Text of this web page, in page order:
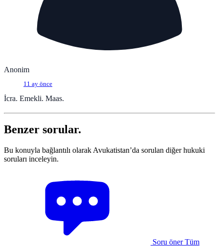
Anonim
11 ay önce
İcra. Emekli. Maas.
Benzer sorular.
Bu konuyla bağlantılı olarak Avukatistan’da sorulan diğer hukuki
soruları inceleyin.
Soru öner Tüm